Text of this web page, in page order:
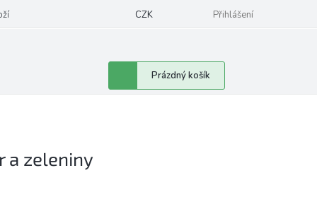
CZK Přihlášení
Nákupní
košík
Prázdný košík
a zeleniny